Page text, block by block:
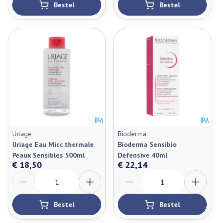
Bestel Bestel
Uriage
Uriage Eau Micc.thermale
Peaux Sensibles 500ml
€ 18,50
Bestel
Bioderma
Bioderma Sensibio
Defensive 40ml
€ 22,14
Bestel